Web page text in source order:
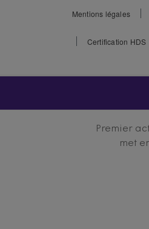
Mentions légales
Certification HDS
Premier
met